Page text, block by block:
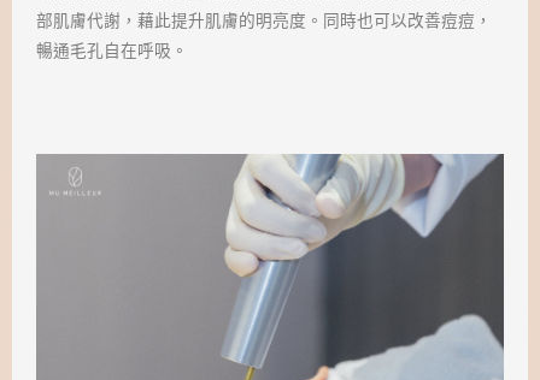
部肌膚代謝，藉此提升肌膚的明亮度。同時也可以改善痘痘，
暢通毛孔自在呼吸。